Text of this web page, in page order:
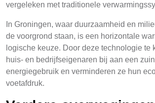
vergeleken met traditionele
In Groningen, waar duurzaamheid en
de voorgrond staan, is een horizontale
logische keuze. Door deze technologie te
huis- en bedrijfseigenaren bij aan een
energiegebruik en verminderen ze hun
voetafdruk.